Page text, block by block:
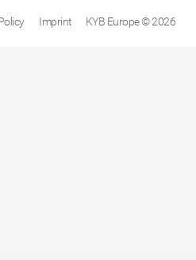
Imprint KYB Europe © 2026